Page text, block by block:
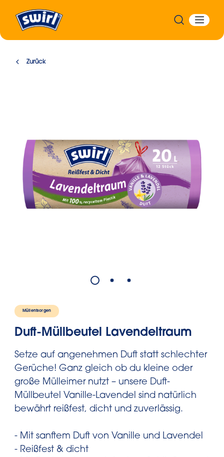
Zurück
Müllentsorgen
Duft-Müllbeutel Lavendeltraum
Setze auf angenehmen Duft statt schlechter
Gerüche! Ganz gleich ob du kleine oder
große Mülleimer nutzt – unsere Duft-
Müllbeutel Vanille-Lavendel sind natürlich
bewährt reißfest, dicht und zuverlässig.
- Mit sanftem Duft von Vanille und Lavendel
- Reißfest & dicht